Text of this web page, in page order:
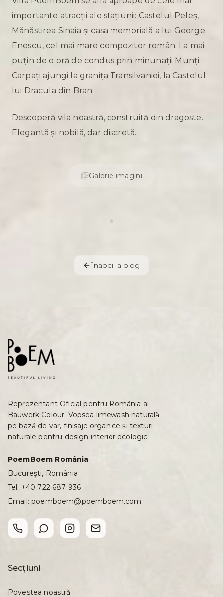
importante atracții ale stațiunii: Castelul Peleș,
Mănăstirea Sinaia și casa memorială a lui George
Enescu, cel mai mare compozitor român. La mai
puțin de o oră de condus prin minunații Munți
Carpați ajungi la granița Transilvaniei, la Castelul
lui Dracula din Bran.
Descoperă vila noastră, construită din dragoste.
Elegantă și nobilă, dar discretă.
Galerie imagini
Înapoi la blog
Reprezentant Oficial pentru România al
Bauwerk Colour. Vopsea limewash naturală
pe bază de var, finisaje organice și texturi
naturale pentru design interior ecologic.
PoemBoem România
București, România
Tel: +40 722 687 936
Email:poemboem@poemboem.com
Secțiuni
Povestea noastră